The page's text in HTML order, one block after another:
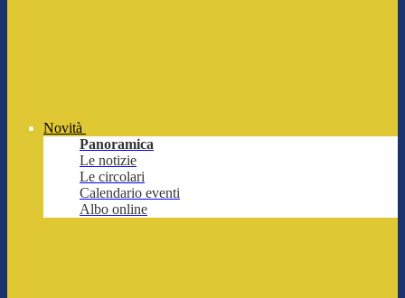
Novità
Panoramica
Le notizie
Le circolari
Calendario eventi
Albo online